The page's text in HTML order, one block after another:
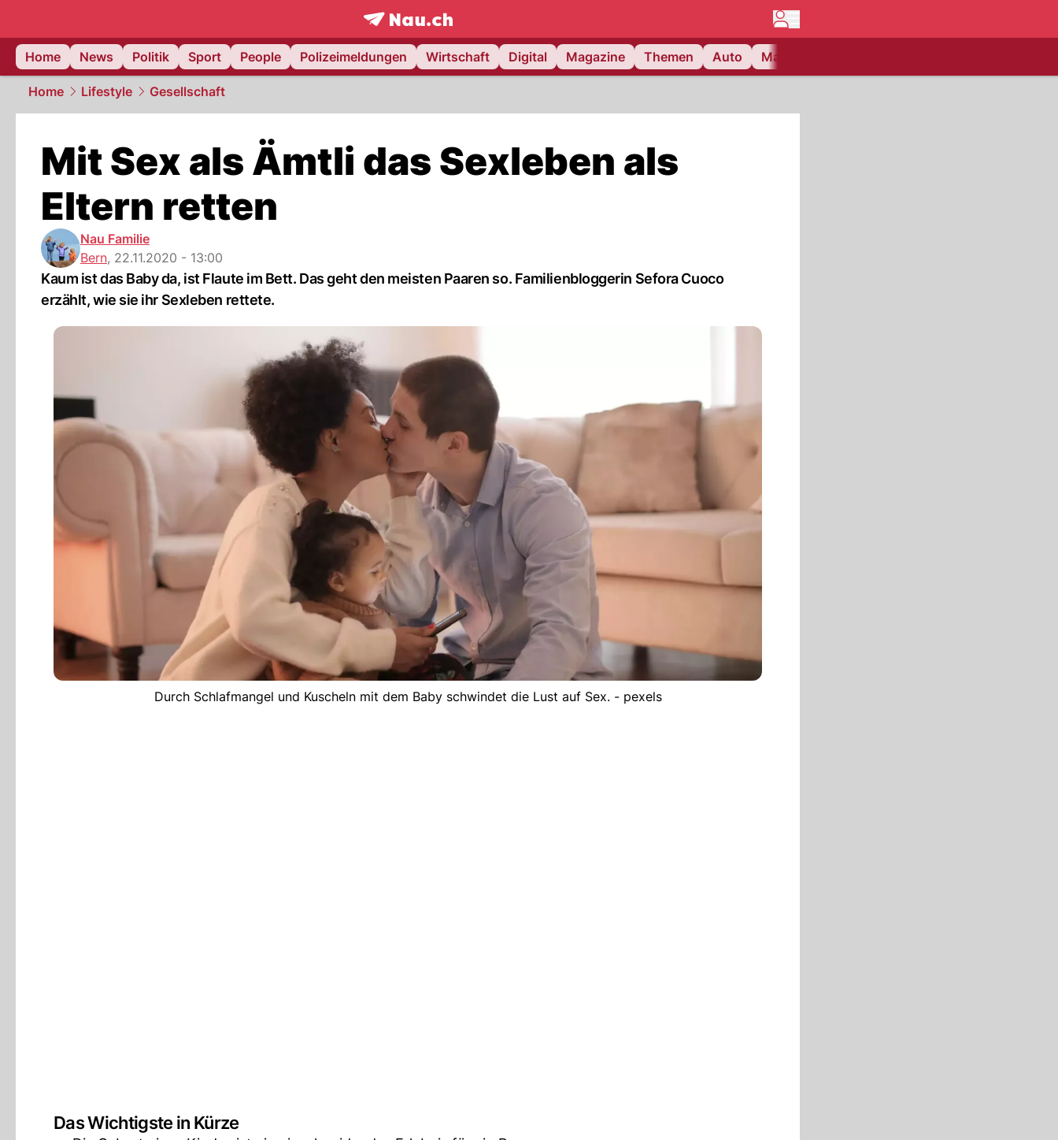
frontpage.NAU.ch
Home
News Politik Sport People Polizeimeldungen Wirtschaft Digital Magazine Themen Auto Matchcenter
Home Lifestyle Gesellschaft
Mit Sex als Ämtli das Sexleben als
Eltern retten
Nau Familie
Bern, 22.11.2020 - 13:00
Kaum ist das Baby da, ist Flaute im Bett. Das geht den meisten Paaren so. Familienbloggerin Sefora Cuoco
erzählt, wie sie ihr Sexleben rettete.
Durch Schlafmangel und Kuscheln mit dem Baby schwindet die Lust auf Sex. - pexels
Das Wichtigste in Kürze